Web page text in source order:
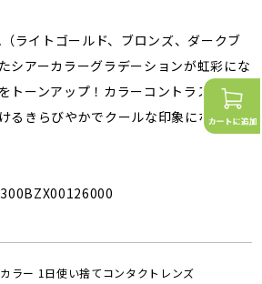
ライトゴールド、ブロンズ、ダークブ
シアーカラーグラデーションが虹彩にな
トーンアップ！カラーコントラストが瞳
るきらびやかでクールな印象になれるデ
カラー 1日使い捨てコンタクトレンズ